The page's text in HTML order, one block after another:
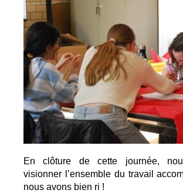
En clôture de cette journée,
visionner l’ensemble du travail
nous avons bien ri !